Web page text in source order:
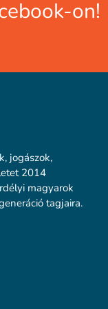
on!
jogászok,
2014
magyarok
tagjaira.